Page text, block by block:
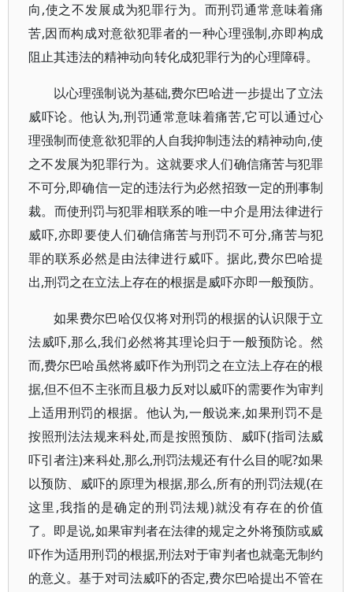
向,使之不发展成为犯罪行为。而刑罚通常意味着痛
苦,因而构成对意欲犯罪者的一种心理强制,亦即构成
阻止其违法的精神动向转化成犯罪行为的心理障碍。
以心理强制说为基础,费尔巴哈进一步提出了立法
威吓论。他认为,刑罚通常意味着痛苦,它可以通过心
理强制而使意欲犯罪的人自我抑制违法的精神动向,使
之不发展为犯罪行为。这就要求人们确信痛苦与犯罪
不可分,即确信一定的违法行为必然招致一定的刑事制
裁。而使刑罚与犯罪相联系的唯一中介是用法律进行
威吓,亦即要使人们确信痛苦与刑罚不可分,痛苦与犯
罪的联系必然是由法律进行威吓。据此,费尔巴哈提
出,刑罚之在立法上存在的根据是威吓亦即一般预防。
如果费尔巴哈仅仅将对刑罚的根据的认识限于立
法威吓,那么,我们必然将其理论归于一般预防论。然
而,费尔巴哈虽然将威吓作为刑罚之在立法上存在的根
据,但不但不主张而且极力反对以威吓的需要作为审判
上适用刑罚的根据。他认为,一般说来,如果刑罚不是
按照刑法法规来科处,而是按照预防、威吓(指司法威
吓引者注)来科处,那么,刑罚法规还有什么目的呢?如果
以预防、威吓的原理为根据,那么,所有的刑罚法规(在
这里,我指的是确定的刑罚法规)就没有存在的价值
了。即是说,如果审判者在法律的规定之外将预防或威
吓作为适用刑罚的根据,刑法对于审判者也就毫无制约
的意义。基于对司法威吓的否定,费尔巴哈提出不管在